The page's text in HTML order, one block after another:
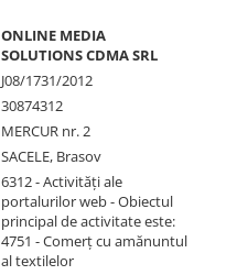
ONLINE MEDIA
SOLUTIONS CDMA SRL
J08/1731/2012
30874312
MERCUR nr. 2
SACELE, Brasov
6312 - Activităţi ale
portalurilor web - Obiectul
principal de activitate este:
4751 - Comerţ cu amănuntul
al textilelor